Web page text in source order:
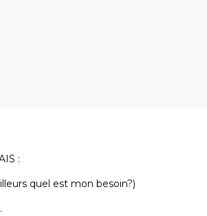
:
quel est mon besoin?)